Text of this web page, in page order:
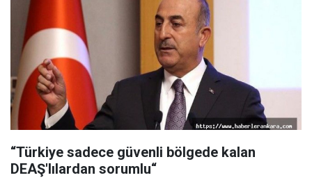
“Türkiye sadece güvenli bölgede kalan
DEAŞ'lılardan sorumlu“